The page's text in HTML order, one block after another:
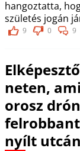
hangoztatta,
születés jogán
9 0 9
neten,
orosz
nyílt utcán